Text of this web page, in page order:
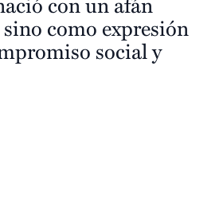
como expresión
social y